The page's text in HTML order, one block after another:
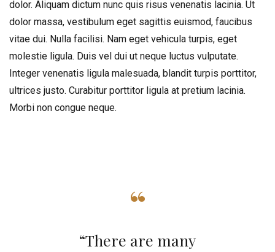
dolor. Aliquam dictum nunc quis risus venenatis lacinia. Ut
dolor massa, vestibulum eget sagittis euismod, faucibus
vitae dui. Nulla facilisi. Nam eget vehicula turpis, eget
molestie ligula. Duis vel dui ut neque luctus vulputate.
Integer venenatis ligula malesuada, blandit turpis porttitor,
ultrices justo. Curabitur porttitor ligula at pretium lacinia.
Morbi non congue neque.
“There are many